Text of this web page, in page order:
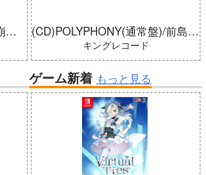
グッドスマイルカンパニー 崩壊：スターレイル ねんどろいどどーる サンデー 完成品 (CD)POLYPHONY(通常盤)/前島亜美
キングレコード
ゲーム新着 もっと見る